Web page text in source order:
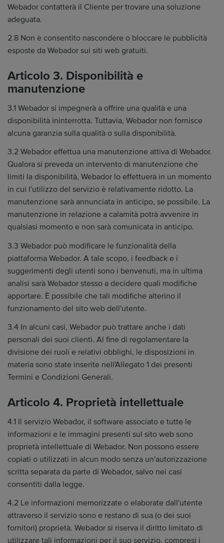
Webador contatterà il Cliente per trovare una soluzione
adeguata.
2.8 Non è consentito nascondere o bloccare le pubblicità
esposte da Webador sui siti web gratuiti.
Articolo 3. Disponibilità e
manutenzione
3.1 Webador si impegnerà a offrire una qualità e una
disponibilità ininterrotta. Tuttavia, Webador non fornisce
alcuna garanzia sulla qualità o sulla disponibilità.
3.2 Webador effettua una manutenzione attiva di Webador.
Qualora si preveda un intervento di manutenzione che
limiti la disponibilità, Webador lo effettuerà in un momento
in cui l'utilizzo del servizio è relativamente ridotto. La
manutenzione sarà annunciata in anticipo, se possibile. La
manutenzione in relazione a calamità potrà avvenire in
qualsiasi momento e non sarà comunicata in anticipo.
3.3 Webador può modificare le funzionalità della
piattaforma Webador. A tale scopo, i feedback e i
suggerimenti degli utenti sono i benvenuti, ma in ultima
analisi sarà Webador stesso a decidere quali modifiche
apportare. È possibile che tali modifiche alterino il
funzionamento del sito web dell'utente.
3.4 In alcuni casi, Webador può trattare anche i dati
personali dei suoi clienti. Al fine di regolamentare la
divisione dei ruoli e relativi obblighi, le disposizioni in
materia sono state inserite nell'Allegato 1 dei presenti
Termini e Condizioni Generali.
Articolo 4. Proprietà intellettuale
4.1 Il servizio Webador, il software associato e tutte le
informazioni e le immagini presenti sul sito web sono
proprietà intellettuale di Webador. Non possono essere
copiati o utilizzati in alcun modo senza un'autorizzazione
scritta separata da parte di Webador, salvo nei casi
consentiti dalla legge.
4.2 Le informazioni memorizzate o elaborate dall'utente
attraverso il servizio sono e restano di sua (o dei suoi
fornitori) proprietà. Webador si riserva il diritto limitato di
utilizzare tali informazioni per il suo servizio, compresi i